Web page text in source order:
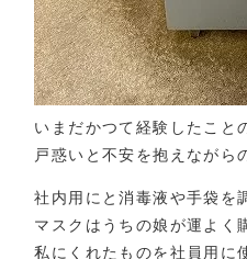
いまだかつて経験したこと
戸惑いと不安を抱えながら
社内用にと消毒液や手袋を
マスクはうちの娘が運よく
私にくれたものを社員用に